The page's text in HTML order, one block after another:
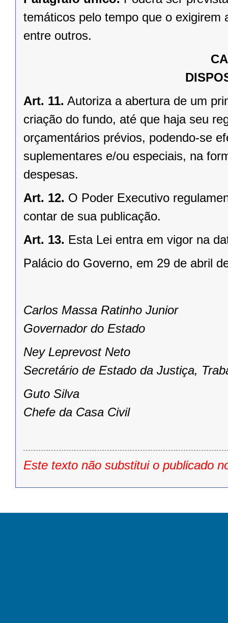
temáticos pelo tempo que o
entre outros.
Art. 11. Autoriza a abertura de um
criação do fundo, até que haja seu
orçamentários prévios, podendo-se
suplementares e/ou especiais, na
despesas.
Art. 12. O Poder Executivo
contar de sua publicação.
Art. 13. Esta Lei entra em vigor na
Palácio do Governo, em 29 de abril
Carlos Massa Ratinho Junior
Governador do Estado
Ney Leprevost Neto
Secretário de Estado da Justiça,
Guto Silva
Chefe da Casa Civil
Este texto não substitui o publicado